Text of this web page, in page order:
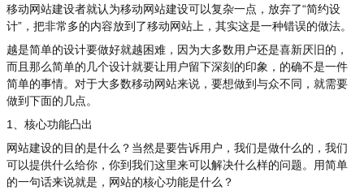
移动网站建设者就认为移动网站建设可以复杂一点，放弃了“简约设
计”，把非常多的内容放到了移动网站上，其实这是一种错误的做法。
越是简单的设计要做好就越困难，因为大多数用户还是喜新厌旧的，
而且那么简单的几个设计就要让用户留下深刻的印象，的确不是一件
简单的事情。对于大多数移动网站来说，要想做到与众不同，就需要
做到下面的几点。
1、核心功能凸出
网站建设的目的是什么？当然是要告诉用户，我们是做什么的，我们
可以提供什么给你，你到我们这里来可以解决什么样的问题。用简单
的一句话来说就是，网站的核心功能是什么？